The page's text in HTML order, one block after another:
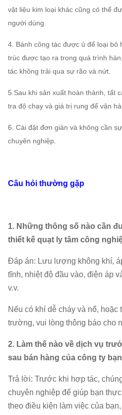
ly
tâm
12,5D
14D
580 ~
960
vật liệu kim loại khác cũng có thể
người dùng.
4. Bánh công tác được ủ để loại bỏ
trúc được tạo ra trong quá trình
tác không trải qua sự rão và nứt.
5.Sau khi sản xuất hoàn thành, tất
tra độ chạy và giá trị rung để vận
6. Cài đặt đơn giản và không cần
chuyên nghiệp.
Câu hỏi thường gặp
1. Những thông số nào cần
thiết kế quạt ly tâm công
Đáp án: Lưu lượng không khí,
tĩnh, nhiệt độ đầu vào, điện áp
v.v.
Nếu có khí dễ cháy và nổ, hoặc
trường, vui lòng thông báo cho
2. Làm thế nào về dịch vụ
sau bán hàng của công ty
Trả lời: Trước khi hợp tác,
chuyên nghiệp để giúp bạn
theo điều kiện làm việc của